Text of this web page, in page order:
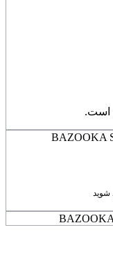
است.
BAZOOKA
شوید